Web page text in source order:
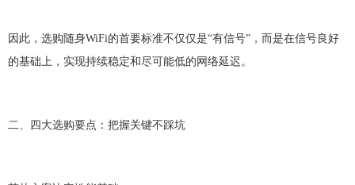
因此，选购随身WiFi的首要标准不仅仅是“有信号”，而是在信号良好
的基础上，实现持续稳定和尽可能低的网络延迟。
二、四大选购要点：把握关键不踩坑